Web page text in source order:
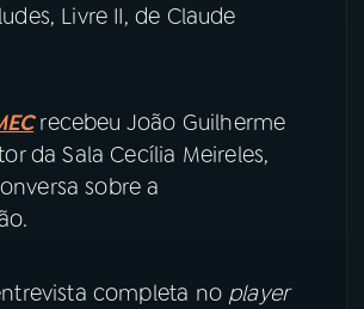
MEC
X
Livre II, de Claude
recebeu João Guilherme
da Sala Cecília Meireles,
sobre a
completa no player